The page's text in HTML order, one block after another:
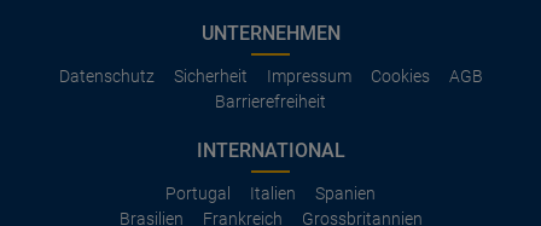
UNTERNEHMEN
Datenschutz Sicherheit Impressum Cookies
AGB
Barrierefreiheit
INTERNATIONAL
Portugal Italien
Spanien
Brasilien
Frankreich Grossbritannien